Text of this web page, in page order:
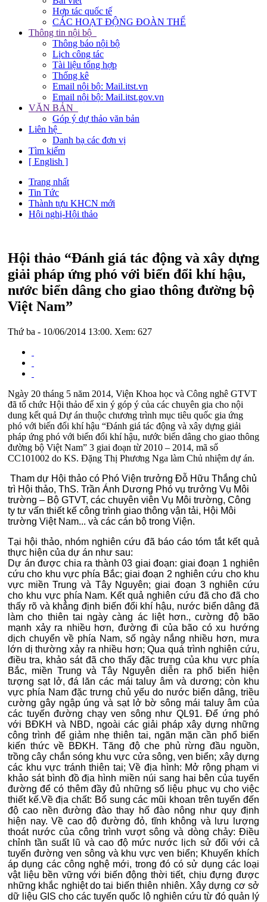
Hợp tác quốc tế
CÁC HOẠT ĐỘNG ĐOÀN THỂ
Thông tin nội bộ
Thông báo nội bộ
Lịch công tác
Tài liệu tổng hợp
Thống kê
Email nội bộ: Mail.itst.vn
Email nội bộ: Mail.itst.gov.vn
VĂN BẢN
Góp ý dự thảo văn bản
Liên hệ
Danh bạ các đơn vị
Tìm kiếm
[ English ]
Trang nhất
Tin Tức
Thành tựu KHCN mới
Hội nghị-Hội thảo
Hội thảo “Đánh giá tác động và xây dựng
giải pháp ứng phó với biến đổi khí hậu,
nước biển dâng cho giao thông đường bộ
Việt Nam”
Thứ ba - 10/06/2014 13:00. Xem: 627
Ngày 20 tháng 5 năm 2014, Viện Khoa học và Công nghê GTVT
đã tổ chức Hội thảo để xin ý góp ý của các chuyên gia cho nội
dung kết quả Dự án thuộc chương trình mục tiêu quốc gia ứng
phó với biến đổi khí hậu “Đánh giá tác động và xây dựng giải
pháp ứng phó với biến đổi khí hậu, nước biển dâng cho giao thông
đường bộ Việt Nam” 3 giai đoạn từ 2010 – 2014, mã số
CC101002 do KS. Đặng Thị Phương Nga làm Chủ nhiệm dự án.
Tham dự Hội thảo có Phó Viện trưởng Đỗ Hữu Thắng chủ
trì Hội thảo, ThS. Trần Ánh Dương Phó vụ trưởng Vụ Môi
trường – Bộ GTVT, các chuyên viên Vụ Môi trường, Công
ty tư vấn thiết kế công trình giao thông vận tải, Hội Môi
trường Việt Nam... và các cán bộ trong Viện.
Tại hội thảo, nhóm nghiên cứu đã báo cáo tóm tắt kết quả
thực hiện của dự án như sau:
Dự án được chia ra thành 03 giai đoạn: giai đoạn 1 nghiên
cứu cho khu vực phía Bắc; giai đoạn 2 nghiên cứu cho khu
vực miền Trung và Tây Nguyên; giai đoạn 3 nghiên cứu
cho khu vực phía Nam. Kết quả nghiên cứu đã cho đã cho
thấy rõ và khẳng định biến đổi khí hậu, nước biển dâng đã
làm cho thiên tai ngày càng ác liệt hơn., cường độ bão
mạnh xảy ra nhiều hơn, đường đi của bão có xu hướng
dịch chuyển về phía Nam, số ngày nắng nhiều hơn, mưa
lớn dị thường xảy ra nhiều hơn; Qua quá trình nghiên cứu,
điều tra, khảo sát đã cho thấy đặc trưng của khu vực phía
Bắc, miền Trung và Tây Nguyên diễn ra phố biến hiện
tượng sạt lở, đá lăn các mái taluy âm và dương; còn khu
vực phía Nam đặc trưng chủ yếu do nước biển dâng, triều
cường gây ngập úng và sạt lở bờ sông mái taluy âm của
các tuyến đường chạy ven sông như QL91. Để ứng phó
với BĐKH và NBD, ngoài các giải pháp xây dựng những
công trình để giảm nhẹ thiên tai, ngăn mặn cần phổ biến
kiến thức về BĐKH. Tăng độ che phủ rừng đầu nguồn,
trồng cây chắn sóng khu vực cửa sông, ven biển; xây dựng
các khu vực tránh thiên tai; Về địa hình: Mở rộng phạm vi
khảo sát bình đồ địa hình miền núi sang hai bên của tuyến
đường để có thêm đầy đủ những số liệu phục vụ cho việc
thiết kế.Về địa chất: Bổ sung các mũi khoan trên tuyến đến
độ cao nền đường đào thay hố đào nông như quy định
hiện nay. Về cao độ đường đỏ, tĩnh không và lưu lượng
thoát nước của công trình vượt sông và dòng chảy: Điều
chỉnh tần suất lũ và cao độ mức nước lịch sử đối với cả
tuyến đường ven sông và khu vực ven biển; Khuyến khích
áp dụng các công nghệ mới, trong đó có sử dụng các loại
vật liệu bền vững với biến động thời tiết, chịu đựng được
những khắc nghiệt do tai biến thiên nhiên. Xây dựng cơ sở
dữ liệu GIS cho các tuyến quốc lộ nghiên cứu từ đó quản lý